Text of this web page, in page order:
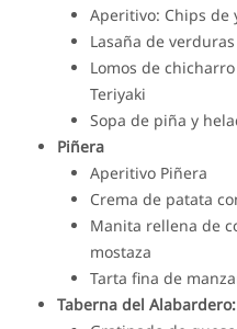
Aperitivo: Chips de
Lasaña de
Lomos de
Teriyaki
Sopa de piña y
Piñera
Aperitivo Piñera
Crema de patata
Manita rellena de
mostaza
Tarta fina de
Taberna del Alabardero: